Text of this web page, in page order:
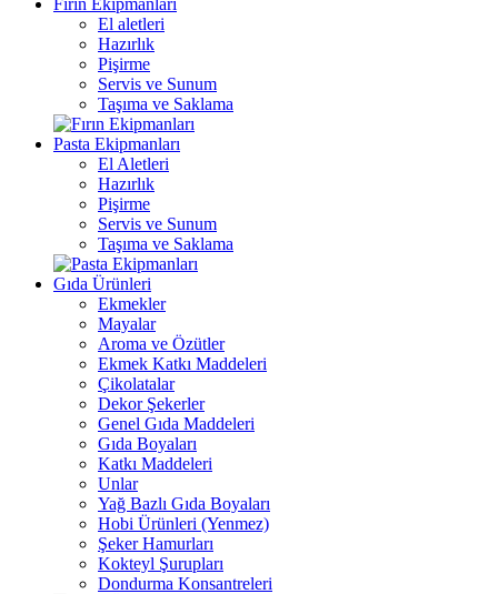
Fırın Ekipmanları
El aletleri
Hazırlık
Pişirme
Servis ve Sunum
Taşıma ve Saklama
Pasta Ekipmanları
El Aletleri
Hazırlık
Pişirme
Servis ve Sunum
Taşıma ve Saklama
Gıda Ürünleri
Ekmekler
Mayalar
Aroma ve Özütler
Ekmek Katkı Maddeleri
Çikolatalar
Dekor Şekerler
Genel Gıda Maddeleri
Gıda Boyaları
Katkı Maddeleri
Unlar
Yağ Bazlı Gıda Boyaları
Hobi Ürünleri (Yenmez)
Şeker Hamurları
Kokteyl Şurupları
Dondurma Konsantreleri